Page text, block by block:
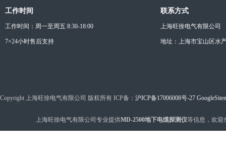
工作时间
工作时间：周一至周五 8:30-18:00
7×24小时售后支持
联系方式
上海旺徐电气有限公司
地址：上海市宝山区水
Copyright 上海旺徐电气有限公司 版权所有 ICP备： 沪ICP备17006008号-27
上海旺徐电气有限公司专业提供MD-2500地下电缆探测仪等信息，欢迎